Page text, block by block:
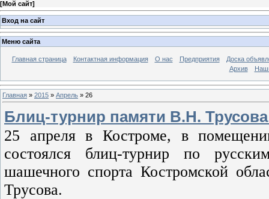
[Мой сайт]
Вход на сайт
Меню сайта
Главная страница Контактная информация О нас Предприятия
Доска
Архив
Главная » 2015 » Апрель » 26
Блиц-турнир памяти В.Н.
25 апреля в Костроме, в
состоялся блиц-турнир по
шашечного спорта Костромской
Трусова.